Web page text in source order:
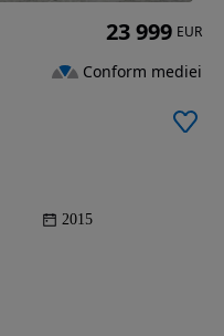
2015
23 999 EUR
Conform mediei